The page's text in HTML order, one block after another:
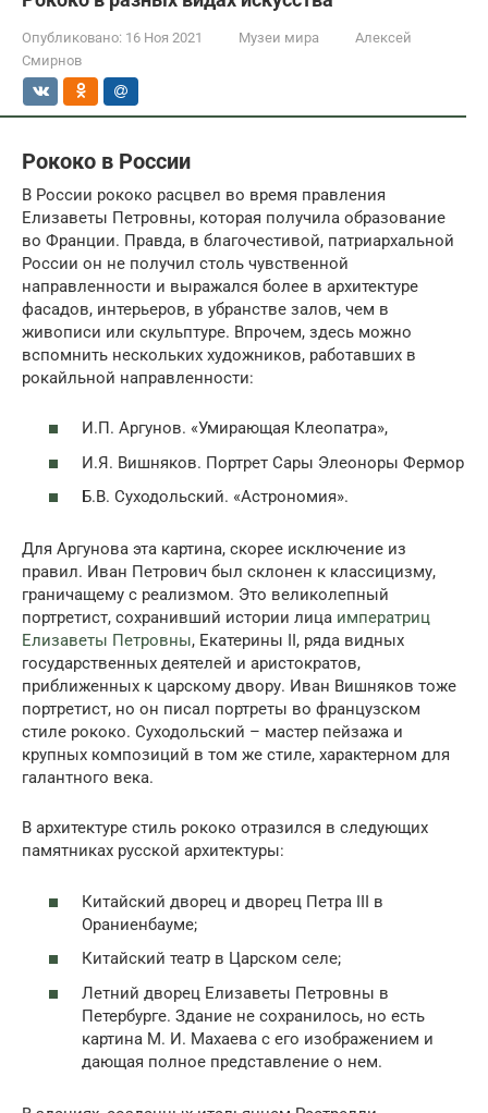
Опубликовано: 16 Ноя 2021 Музеи мира
Алексей
Смирнов
Рококо в России
В России рококо расцвел во время правления
Елизаветы Петровны, которая получила образование
во Франции. Правда, в благочестивой, патриархальной
России он не получил столь чувственной
направленности и выражался более в архитектуре
фасадов, интерьеров, в убранстве залов, чем в
живописи или скульптуре. Впрочем, здесь можно
вспомнить нескольких художников, работавших в
рокайльной направленности:
И.П. Аргунов. «Умирающая Клеопатра»,
И.Я. Вишняков. Портрет Сары Элеоноры Фермор
Б.В. Суходольский. «Астрономия».
Для Аргунова эта картина, скорее исключение из
правил. Иван Петрович был склонен к классицизму,
граничащему с реализмом. Это великолепный
портретист, сохранивший истории лица императриц
Елизаветы Петровны, Екатерины II, ряда видных
государственных деятелей и аристократов,
приближенных к царскому двору. Иван Вишняков тоже
портретист, но он писал портреты во французском
стиле рококо. Суходольский – мастер пейзажа и
крупных композиций в том же стиле, характерном для
галантного века.
В архитектуре стиль рококо отразился в следующих
памятниках русской архитектуры:
Китайский дворец и дворец Петра III в
Ораниенбауме;
Китайский театр в Царском селе;
Летний дворец Елизаветы Петровны в
Петербурге. Здание не сохранилось, но есть
картина М. И. Махаева с его изображением и
дающая полное представление о нем.